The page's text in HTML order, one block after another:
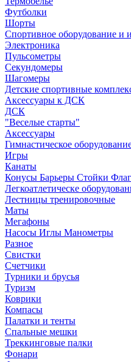
Футболки
Шорты
Спортивное оборудование и
Электроника
Пульсометры
Секундомеры
Шагомеры
Детские спортивные
Аксессуары к ДСК
ДСК
"Веселые старты"
Аксессуары
Гимнастическое
Игры
Канаты
Конусы Барьеры Стойки
Легкоатлетическе
Лестницы тренировочные
Маты
Мегафоны
Насосы Иглы Манометры
Разное
Свистки
Счетчики
Турники и брусья
Туризм
Коврики
Компасы
Палатки и тенты
Спальные мешки
Треккинговые палки
Фонари